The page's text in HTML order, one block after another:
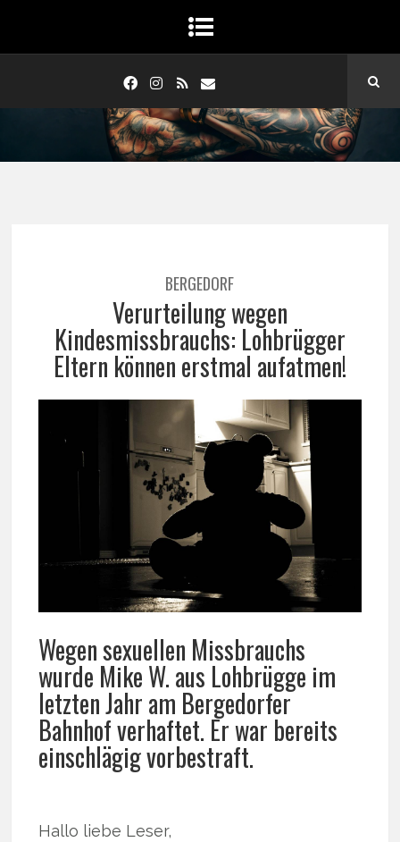
BERGEDORF
Verurteilung wegen
Kindesmissbrauchs: Lohbrügger
Eltern können erstmal aufatmen!
Wegen sexuellen Missbrauchs
wurde Mike W. aus Lohbrügge im
letzten Jahr am Bergedorfer
Bahnhof verhaftet. Er war bereits
einschlägig vorbestraft.
Hallo liebe Leser,